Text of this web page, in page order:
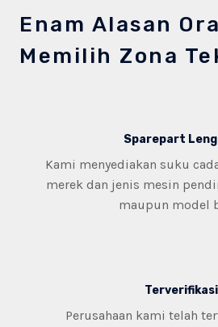
Enam Alasan
Memilih Zona
Sparepart
Kami menyediakan suku
merek dan jenis mesin
maupun model
Terverifikasi​
Perusahaan kami telah